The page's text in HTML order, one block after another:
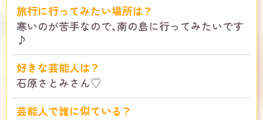
旅行に行ってみたい場所は？
寒いのが苦手なので、南の島に行ってみたいです
♪
好きな芸能人は？
石原さとみさん♡
芸能人で誰に似ている？